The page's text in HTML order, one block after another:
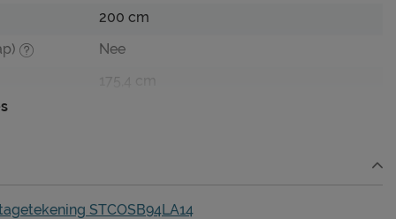
200 cm
Nee
175,4 cm
Incl. bedbodem, excl. matras
STCOSB94LA14